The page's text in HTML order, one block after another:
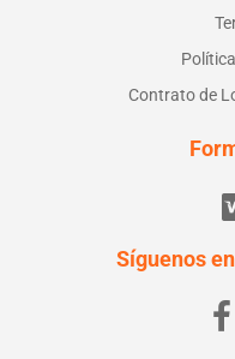
Contrato de
Síguenos